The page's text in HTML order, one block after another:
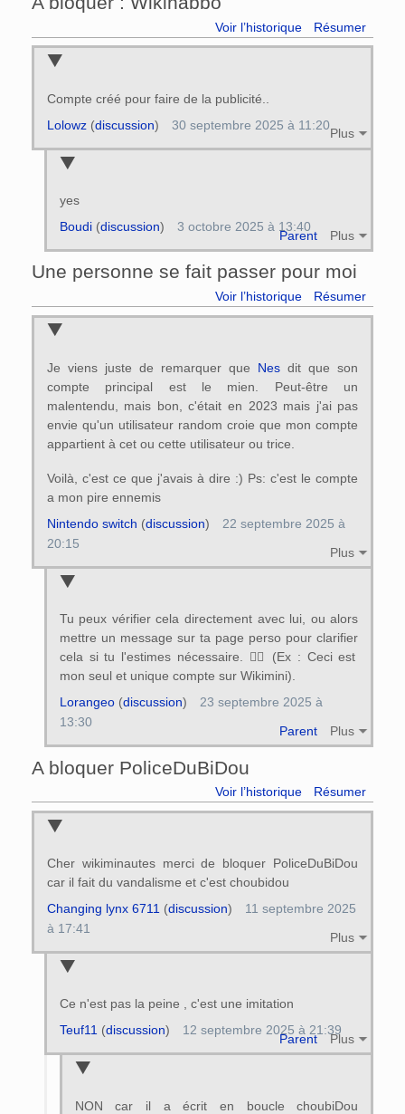
Voir l’historique Résumer
Compte créé pour faire de la publicité..
Plus
Lolowz(discussion) 30 septembre 2025 à 11:20
yes
Parent Plus
Boudi(discussion) 3 octobre 2025 à 13:40
Une personne se fait passer pour moi
Voir l’historique Résumer
Je viens juste de remarquer que Nes dit que son
compte principal est le mien. Peut-être un
malentendu, mais bon, c'était en 2023 mais j'ai pas
envie qu'un utilisateur random croie que mon compte
appartient à cet ou cette utilisateur ou trice.
Voilà, c'est ce que j'avais à dire :) Ps: c'est le compte
a mon pire ennemis
Plus
Nintendo switch (discussion)
22 septembre 2025 à
20:15
Tu peux vérifier cela directement avec lui, ou alors
mettre un message sur ta page perso pour clarifier
cela si tu l'estimes nécessaire. 👍🏻 (Ex : Ceci est
mon seul et unique compte sur Wikimini).
Parent Plus
Lorangeo(discussion)
23 septembre 2025 à
13:30
A bloquer PoliceDuBiDou
Voir l’historique Résumer
Cher wikiminautes merci de bloquer PoliceDuBiDou
car il fait du vandalisme et c'est choubidou
Plus
Changing lynx 6711 (discussion)
11 septembre 2025
à 17:41
Ce n'est pas la peine , c'est une imitation
Parent Plus
Teuf11(discussion) 12 septembre 2025 à 21:39
NON car il a écrit en boucle choubiDou